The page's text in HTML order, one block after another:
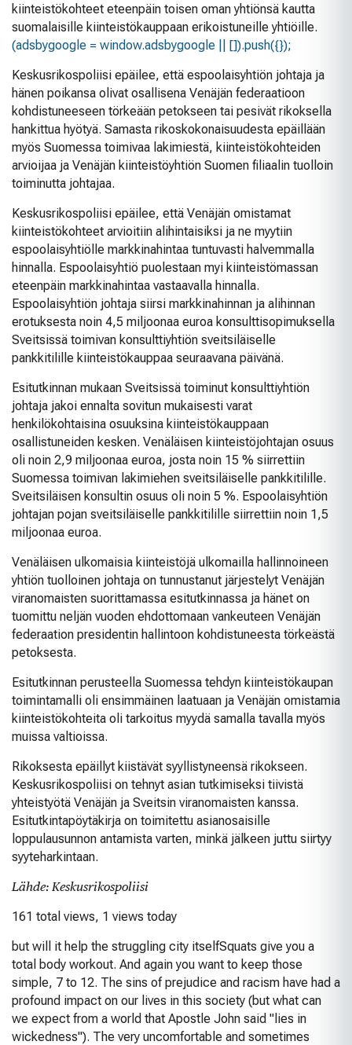
kiinteistökohteet eteenpäin toisen oman yhtiönsä kautta
suomalaisille kiinteistökauppaan erikoistuneille yhtiöille.
(adsbygoogle = window.adsbygoogle || []).push({});
Keskusrikospoliisi epäilee, että espoolaisyhtiön johtaja ja
hänen poikansa olivat osallisena Venäjän federaatioon
kohdistuneeseen törkeään petokseen tai pesivät rikoksella
hankittua hyötyä. Samasta rikoskokonaisuudesta epäillään
myös Suomessa toimivaa lakimiestä, kiinteistökohteiden
arvioijaa ja Venäjän kiinteistöyhtiön Suomen filiaalin tuolloin
toiminutta johtajaa.
Keskusrikospoliisi epäilee, että Venäjän omistamat
kiinteistökohteet arvioitiin alihintaisiksi ja ne myytiin
espoolaisyhtiölle markkinahintaa tuntuvasti halvemmalla
hinnalla. Espoolaisyhtiö puolestaan myi kiinteistömassan
eteenpäin markkinahintaa vastaavalla hinnalla.
Espoolaisyhtiön johtaja siirsi markkinahinnan ja alihinnan
erotuksesta noin 4,5 miljoonaa euroa konsulttisopimuksella
Sveitsissä toimivan konsulttiyhtiön sveitsiläiselle
pankkitilille kiinteistökauppaa seuraavana päivänä.
Esitutkinnan mukaan Sveitsissä toiminut konsulttiyhtiön
johtaja jakoi ennalta sovitun mukaisesti varat
henkilökohtaisina osuuksina kiinteistökauppaan
osallistuneiden kesken. Venäläisen kiinteistöjohtajan osuus
oli noin 2,9 miljoonaa euroa, josta noin 15 % siirrettiin
Suomessa toimivan lakimiehen sveitsiläiselle pankkitilille.
Sveitsiläisen konsultin osuus oli noin 5 %. Espoolaisyhtiön
johtajan pojan sveitsiläiselle pankkitilille siirrettiin noin 1,5
miljoonaa euroa.
Venäläisen ulkomaisia kiinteistöjä ulkomailla hallinnoineen
yhtiön tuolloinen johtaja on tunnustanut järjestelyt Venäjän
viranomaisten suorittamassa esitutkinnassa ja hänet on
tuomittu neljän vuoden ehdottomaan vankeuteen Venäjän
federaation presidentin hallintoon kohdistuneesta törkeästä
petoksesta.
Esitutkinnan perusteella Suomessa tehdyn kiinteistökaupan
toimintamalli oli ensimmäinen laatuaan ja Venäjän omistamia
kiinteistökohteita oli tarkoitus myydä samalla tavalla myös
muissa valtioissa.
Rikoksesta epäillyt kiistävät syyllistyneensä rikokseen.
Keskusrikospoliisi on tehnyt asian tutkimiseksi tiivistä
yhteistyötä Venäjän ja Sveitsin viranomaisten kanssa.
Esitutkintapöytäkirja on toimitettu asianosaisille
loppulausunnon antamista varten, minkä jälkeen juttu siirtyy
syyteharkintaan.
Lähde: Keskusrikospoliisi
161 total views, 1 views today
but will it help the struggling city itselfSquats give you a
total body workout. And again you want to keep those
simple, 7 to 12. The sins of prejudice and racism have had a
profound impact on our lives in this society (but what can
we expect from a world that Apostle John said "lies in
wickedness"). The very uncomfortable and sometimes